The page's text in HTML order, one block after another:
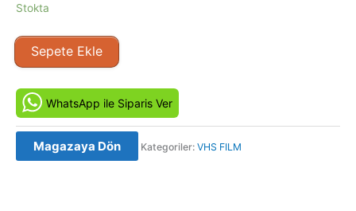
Stokta
Tuhaf
Iliskiler
Bound
(1996)
Orijinal
VHS
Sepete Ekle
WhatsApp ile Siparis Ver
Magazaya Dön Kategoriler: VHS FILM